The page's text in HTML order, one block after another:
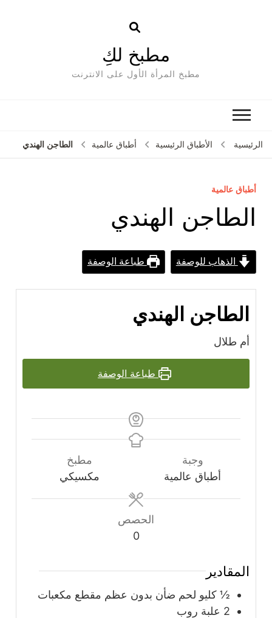
مطبخ لكِ
مطبخ المرأة الأول على الانترنت
الرئيسية الأطباق الرئيسية أطباق عالمية الطاجن الهندي
أطباق عالمية
الطاجن الهندي
الذهاب للوصفة طباعة الوصفة
الطاجن الهندي
أم طلال
طباعة الوصفة
وجبة
أطباق عالمية
مطبخ
مكسيكي
الحصص
0
المقادير
½ كليو لحم ضأن بدون عظم مقطع مكعبات
2 علبة روب